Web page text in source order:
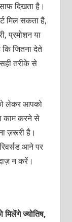
दिखता है।
मिल सकता है,
प्रमोशन या
कि जितना देते
तरीके से
लेकर आपको
काम करने से
ज़रूरी है।
आने पर
न करें।
ज्योतिष,